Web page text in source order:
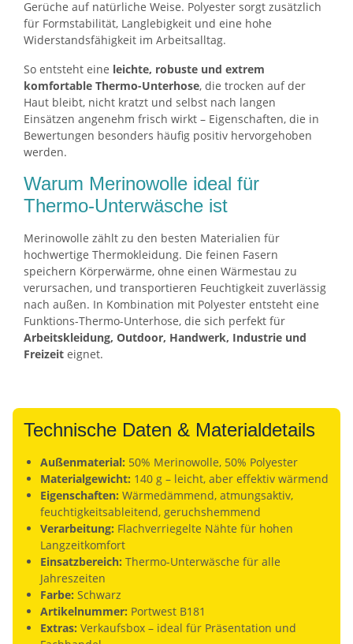
Gerüche auf natürliche Weise. Polyester sorgt zusätzlich
für Formstabilität, Langlebigkeit und eine hohe
Widerstandsfähigkeit im Arbeitsalltag.
So entsteht eine leichte, robuste und extrem
komfortable Thermo-Unterhose, die trocken auf der
Haut bleibt, nicht kratzt und selbst nach langen
Einsätzen angenehm frisch wirkt – Eigenschaften, die in
Bewertungen besonders häufig positiv hervorgehoben
werden.
Warum Merinowolle ideal für
Thermo-Unterwäsche ist
Merinowolle zählt zu den besten Materialien für
hochwertige Thermokleidung. Die feinen Fasern
speichern Körperwärme, ohne einen Wärmestau zu
verursachen, und transportieren Feuchtigkeit zuverlässig
nach außen. In Kombination mit Polyester entsteht eine
Funktions-Thermo-Unterhose, die sich perfekt für
Arbeitskleidung, Outdoor, Handwerk, Industrie und
Freizeit eignet.
Technische Daten & Materialdetails
Außenmaterial: 50% Merinowolle, 50% Polyester
Materialgewicht: 140 g – leicht, aber effektiv wärmend
Eigenschaften: Wärmedämmend, atmungsaktiv,
feuchtigkeitsableitend, geruchshemmend
Verarbeitung: Flachverriegelte Nähte für hohen
Langzeitkomfort
Einsatzbereich: Thermo-Unterwäsche für alle
Jahreszeiten
Farbe: Schwarz
Artikelnummer: Portwest B181
Extras: Verkaufsbox – ideal für Präsentation und